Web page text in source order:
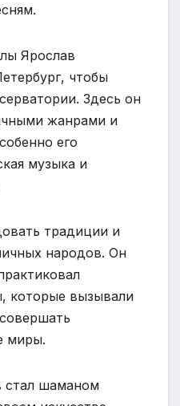
Ярослав
чтобы
Здесь он
жанрами и
его
музыка и
традиции и
народов. Он
которые вызывали
миры.
стал шаманом